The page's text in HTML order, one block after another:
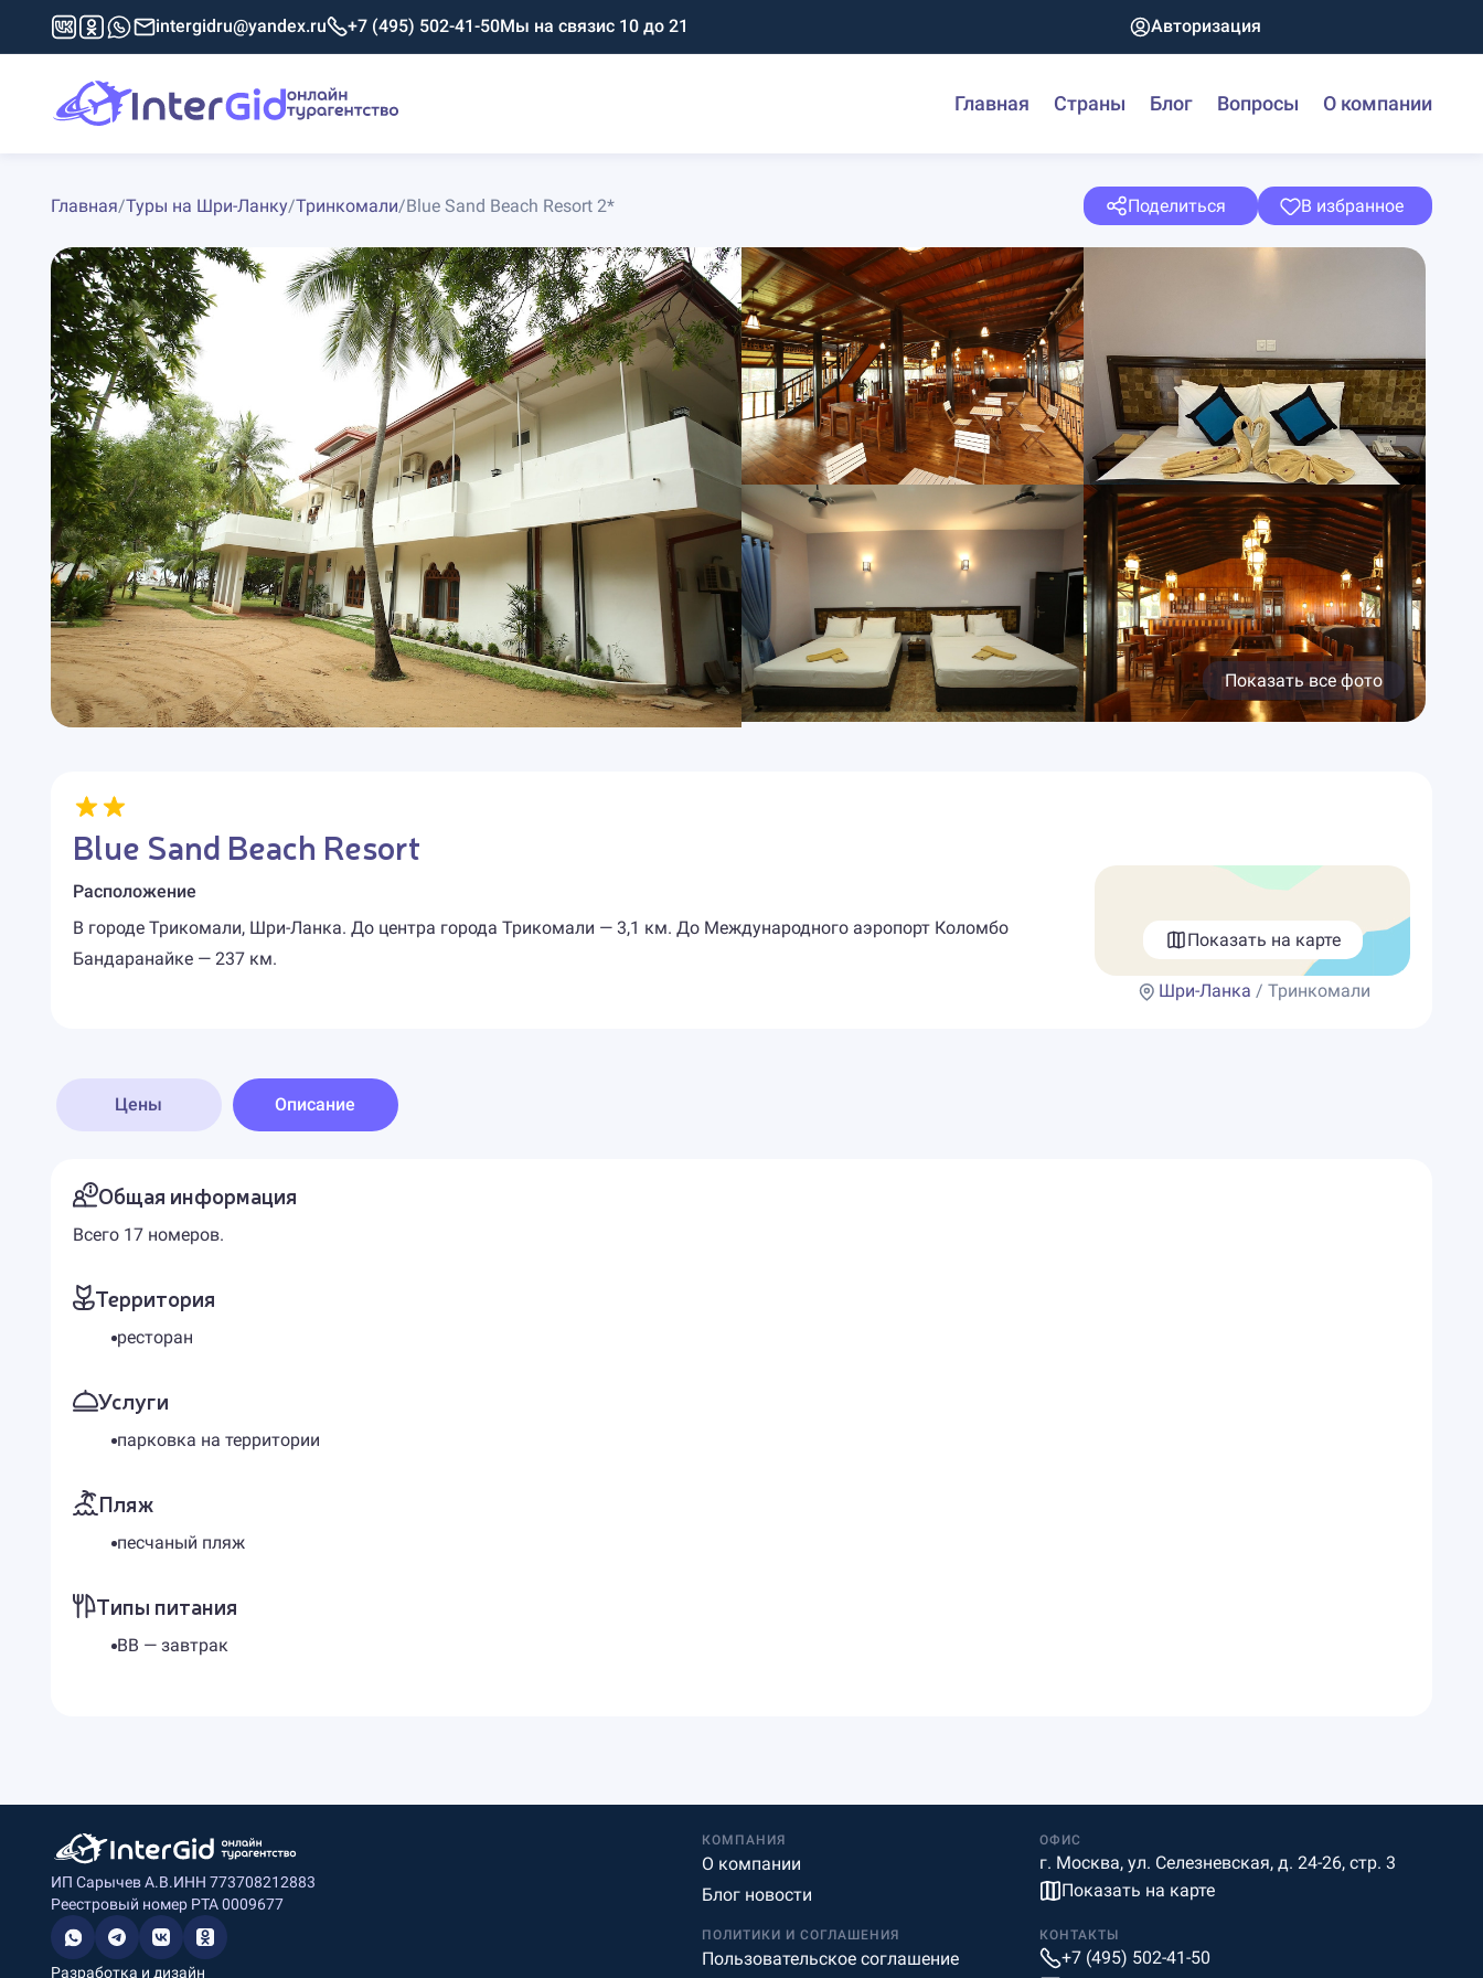
intergidru@yandex.ru +7 (495) 502-41-50Мы на связис 10 до 21 Авторизация
Главная Страны Блог Вопросы О компании
Главная/Туры на Шри-Ланку/Тринкомали/Blue Sand Beach Resort 2* Поделиться В избранное
Показать все фото
Blue Sand Beach Resort
Расположение
В городе Трикомали, Шри-Ланка. До центра города Трикомали — 3,1 км. До Международного аэропорт Коломбо
Бандаранайке — 237 км.
Показать на карте
Шри-Ланка / Тринкомали
Цены Описание
Общая информация
Всего 17 номеров.
Территория
ресторан
Услуги
парковка на территории
Пляж
песчаный пляж
Типы питания
BB — завтрак
ИП Сарычев А.В.ИНН 773708212883
Реестровый номер РТА 0009677
Разработка и дизайн
КОМПАНИЯ
О компании
Блог новости
ОФИС
г. Москва, ул. Селезневская, д. 24-26, стр. 3
Показать на карте
ПОЛИТИКИ И СОГЛАШЕНИЯ
Пользовательское соглашение
КОНТАКТЫ
+7 (495) 502-41-50